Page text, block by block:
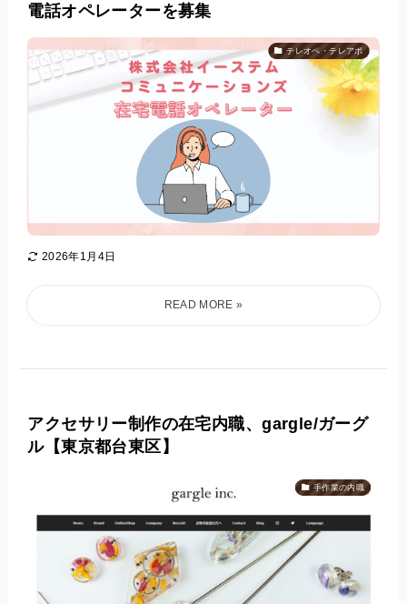
電話オペレーターを募集
テレオペ・テレアポ
2026年1月4日
アクセサリー制作の在宅内職、gargle/ガーグ
ル【東京都台東区】
手作業の内職